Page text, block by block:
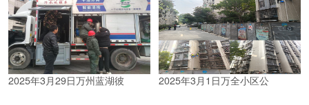
2025年3月29日万州蓝湖彼 2025年3月1日万全小区公